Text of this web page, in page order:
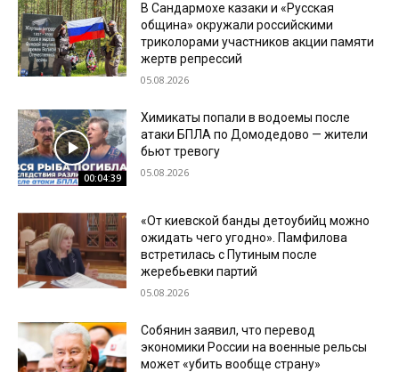
В Сандармохе казаки и «Русская
община» окружали российскими
триколорами участников акции памяти
жертв репрессий
05.08.2026
00:04:39
Химикаты попали в водоемы после
атаки БПЛА по Домодедово — жители
бьют тревогу
05.08.2026
«От киевской банды детоубийц можно
ожидать чего угодно». Памфилова
встретилась с Путиным после
жеребьевки партий
05.08.2026
Собянин заявил, что перевод
экономики России на военные рельсы
может «убить вообще страну»